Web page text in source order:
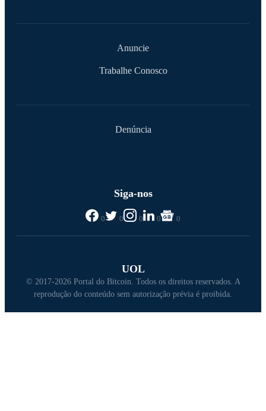
Anuncie
Trabalhe Conosco
Denúncia
Siga-nos
0 0 0 0 0
UOL
© 2017-2026 Portal do Bitcoin. Todos os direitos reservados. A
reprodução do conteúdo sem autorização prévia é proibida.